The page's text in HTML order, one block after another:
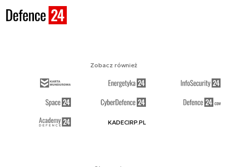
Zobacz również
KADECIRP.PL